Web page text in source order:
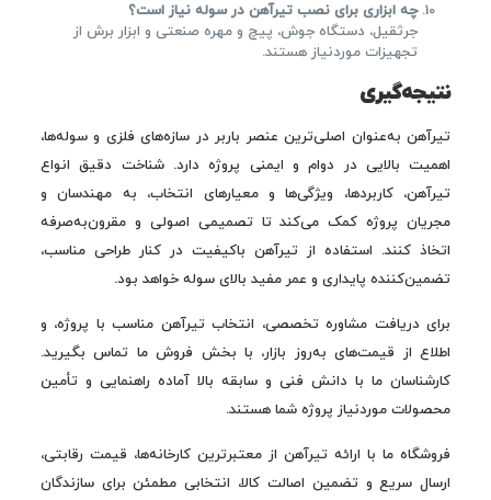
چه ابزاری برای نصب تیرآهن در سوله نیاز است؟
جرثقیل، دستگاه جوش، پیچ و مهره صنعتی و ابزار برش از
تجهیزات موردنیاز هستند.
نتیجه‌گیری
تیرآهن به‌عنوان اصلی‌ترین عنصر باربر در سازه‌های فلزی و سوله‌ها،
اهمیت بالایی در دوام و ایمنی پروژه دارد. شناخت دقیق انواع
تیرآهن، کاربردها، ویژگی‌ها و معیارهای انتخاب، به مهندسان و
مجریان پروژه کمک می‌کند تا تصمیمی اصولی و مقرون‌به‌صرفه
اتخاذ کنند. استفاده از تیرآهن باکیفیت در کنار طراحی مناسب،
تضمین‌کننده پایداری و عمر مفید بالای سوله خواهد بود.
برای دریافت مشاوره تخصصی، انتخاب تیرآهن مناسب با پروژه، و
اطلاع از قیمت‌های به‌روز بازار، با بخش فروش ما تماس بگیرید.
کارشناسان ما با دانش فنی و سابقه بالا آماده راهنمایی و تأمین
محصولات موردنیاز پروژه شما هستند.
فروشگاه ما با ارائه تیرآهن از معتبرترین کارخانه‌ها، قیمت رقابتی،
ارسال سریع و تضمین اصالت کالا، انتخابی مطمئن برای سازندگان